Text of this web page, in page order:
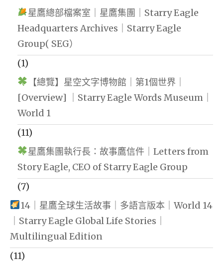
星鷹總部檔案室｜星鷹集團｜Starry Eagle
Headquarters Archives｜Starry Eagle
Group( SEG）
(1)
【總覽】星空文字博物館｜第1個世界｜
[Overview] ｜Starry Eagle Words Museum｜
World 1
(11)
星鷹集團執行長：故事鷹信件｜Letters from
Story Eagle, CEO of Starry Eagle Group
(7)
14｜星鷹全球生活故事｜多語言版本｜World 14
｜Starry Eagle Global Life Stories｜
Multilingual Edition
(11)